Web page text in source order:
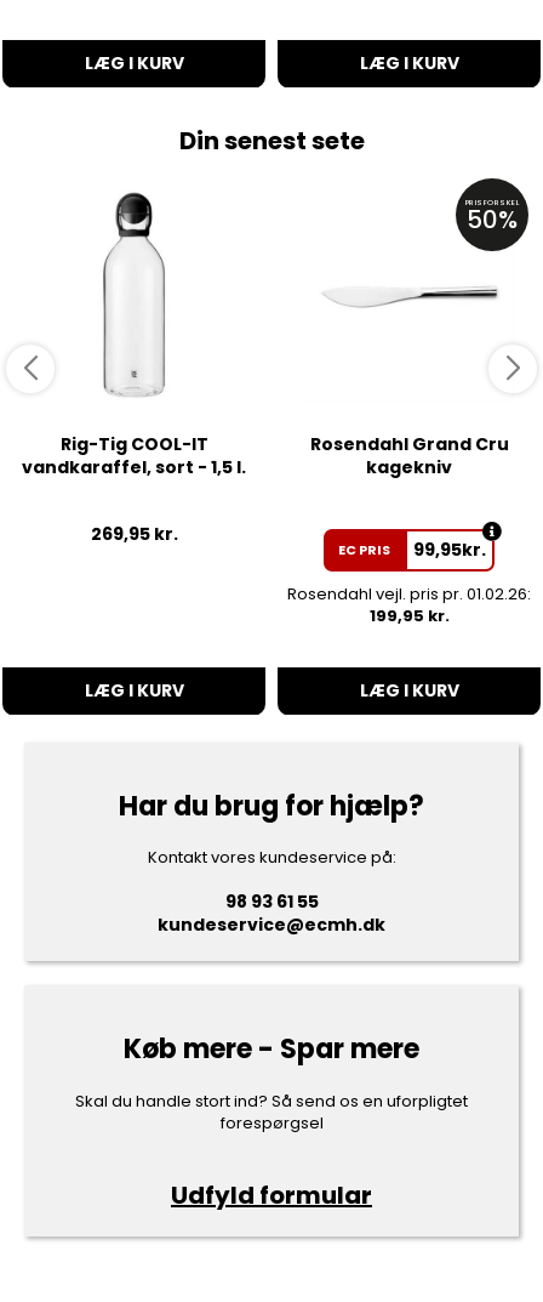
LÆG I KURV LÆG I KURV
Din senest sete
Rig-Tig COOL-IT
vandkaraffel, sort - 1,5 l.
269,95 kr.
LÆG I KURV
PRISFORSKEL
50%
Rosendahl Grand Cru
kagekniv
EC PRIS 99,95kr.
Rosendahl vejl. pris pr. 01.02.26:
199,95 kr.
LÆG I KURV
Har du brug for hjælp?
Kontakt vores kundeservice på:
98 93 61 55
kundeservice@ecmh.dk
Køb mere - Spar mere
Skal du handle stort ind? Så send os en uforpligtet
forespørgsel
Udfyld formular